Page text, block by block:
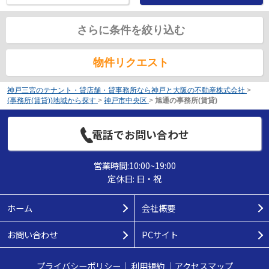
さらに条件を絞り込む
物件リクエスト
神戸三宮のテナント・貸店舗・貸事務所なら神戸と大阪の不動産株式会社 >
(事務所(賃貸))地域から探す > 神戸市中央区 > 旭通の事務所(賃貸)
電話でお問い合わせ
営業時間:10:00~19:00
定休日: 日・祝
ホーム 会社概要
お問い合わせ PCサイト
プライバシーポリシー ｜ 利用規約｜ アクセスマップ